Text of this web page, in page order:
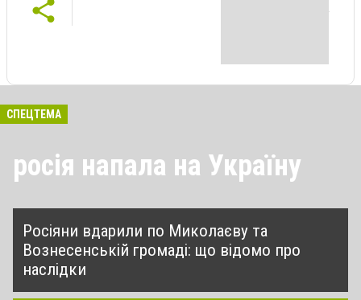
СПЕЦТЕМА
росія напала на Україну
Росіяни вдарили по Миколаєву та
Вознесенській громаді: що відомо про
наслідки